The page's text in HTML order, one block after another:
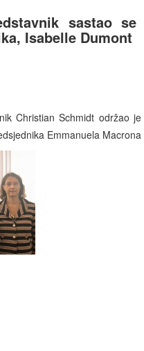
sastao
Isabelle Dumont
Christian Schmidt održao
Emmanuela